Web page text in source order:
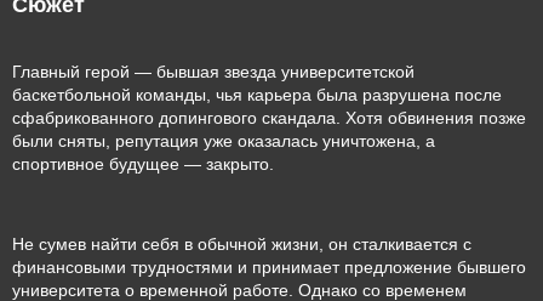
Сюжет
Главный герой — бывшая звезда университетской
баскетбольной команды, чья карьера была разрушена после
сфабрикованного допингового скандала. Хотя обвинения позже
были сняты, репутация уже оказалась уничтожена, а
спортивное будущее — закрыто.
Не сумев найти себя в обычной жизни, он сталкивается с
финансовыми трудностями и принимает предложение бывшего
университета о временной работе. Однако со временем